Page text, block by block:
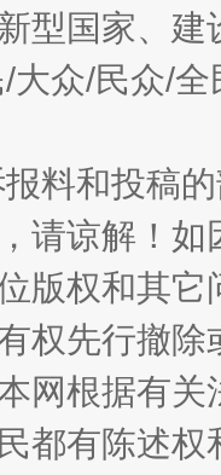
型国家、
大众/民众/
料和投稿
请谅解！
版权和其它
权先行撤
网根据有
都有陈述